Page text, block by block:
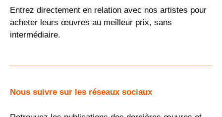
Entrez directement en relation avec nos artistes pour
acheter leurs œuvres au meilleur prix, sans
intermédiaire.
Nous suivre sur les réseaux sociaux